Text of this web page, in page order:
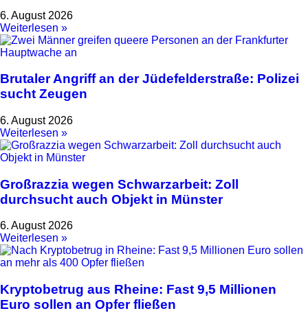
6. August 2026
Weiterlesen »
Brutaler Angriff an der Jüdefelderstraße: Polizei
sucht Zeugen
6. August 2026
Weiterlesen »
Großrazzia wegen Schwarzarbeit: Zoll
durchsucht auch Objekt in Münster
6. August 2026
Weiterlesen »
Kryptobetrug aus Rheine: Fast 9,5 Millionen
Euro sollen an Opfer fließen